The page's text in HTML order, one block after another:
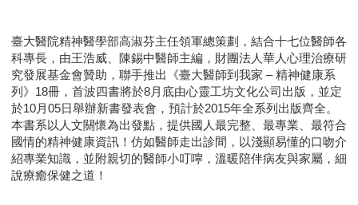
臺大醫院精神醫學部高淑芬主任領軍總策劃，結合十七位醫師各
科專長，由王浩威、陳錫中醫師主編，財團法人華人心理治療研
究發展基金會贊助，聯手推出《臺大醫師到我家 – 精神健康系
列》18冊，首波四書將於8月底由心靈工坊文化公司出版，並定
於10月05日舉辦新書發表會，預計於2015年全系列出版齊全。
本書系以人文關懷為出發點，提供國人最完整、最專業、最符合
國情的精神健康資訊！仿如醫師走出診間，以淺顯易懂的口吻介
紹專業知識，並附親切的醫師小叮嚀，溫暖陪伴病友與家屬，細
說療癒保健之道！